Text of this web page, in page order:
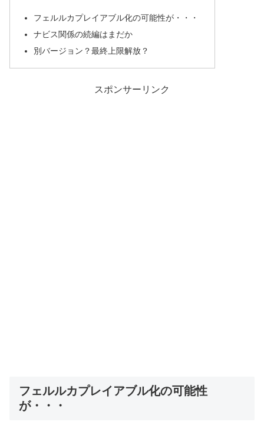
フェルルカプレイアブル化の可能性が・・・
ナビス関係の続編はまだか
別バージョン？最終上限解放？
スポンサーリンク
フェルルカプレイアブル化の可能性
が・・・